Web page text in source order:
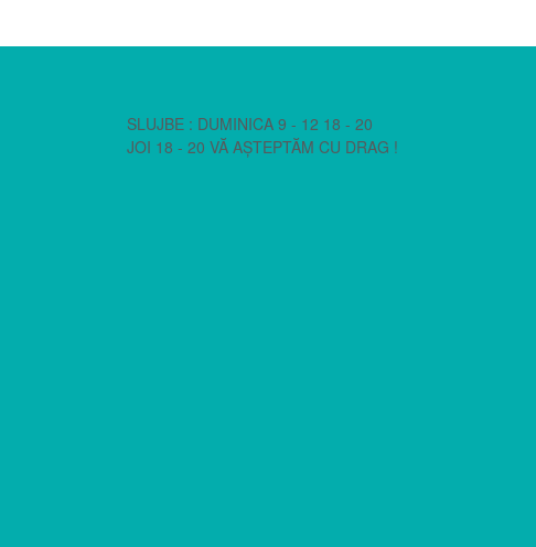
SLUJBE : DUMINICA 9 - 12 18 - 20
JOI 18 - 20 VĂ AȘTEPTĂM CU DRAG !